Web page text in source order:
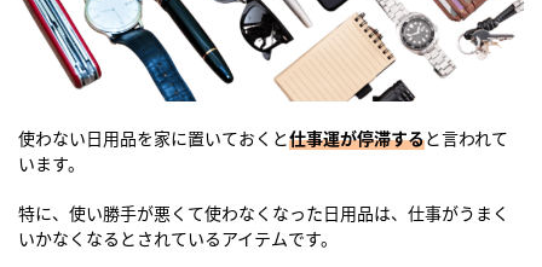
使わない日用品を家に置いておくと仕事運が停滞すると言われて
います。
特に、使い勝手が悪くて使わなくなった日用品は、仕事がうまく
いかなくなるとされているアイテムです。